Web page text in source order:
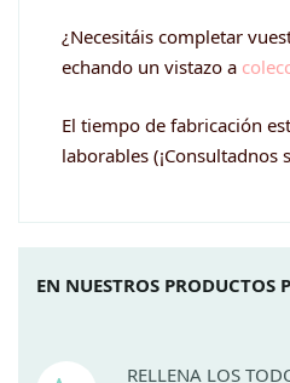
¿Necesitáis completar
echando un vistazo a
El tiempo de fabricación
laborables (¡Consultadnos
EN NUESTROS PRODUCTOS
RELLENA LOS